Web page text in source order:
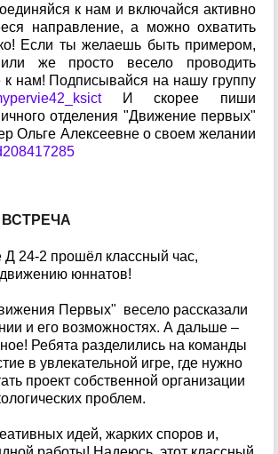
к нам и включайся активно
направление, а можно охватить
Если ты желаешь быть примером,
или же просто весело проводить
к нам! Подписывайся на нашу группу
И скорее пиши
отделения "Движение первых"
Ольге Алексеевне о своем желании
Д 24-2 прошёл классный час,
юннатов!
Первых" весело рассказали
и его возможностях. А дальше –
Ребята разделились на команды
в увлекательной игре, где нужно
проект собственной организации
проблем.
идей, жарких споров и,